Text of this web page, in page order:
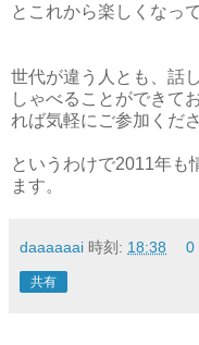
とこれから楽しくなっ
世代が違う人とも、話
しゃべることができて
れば気軽にご参加くださ
というわけで2011年も
ます。
daaaaaai 時刻: 18:38 0
共有